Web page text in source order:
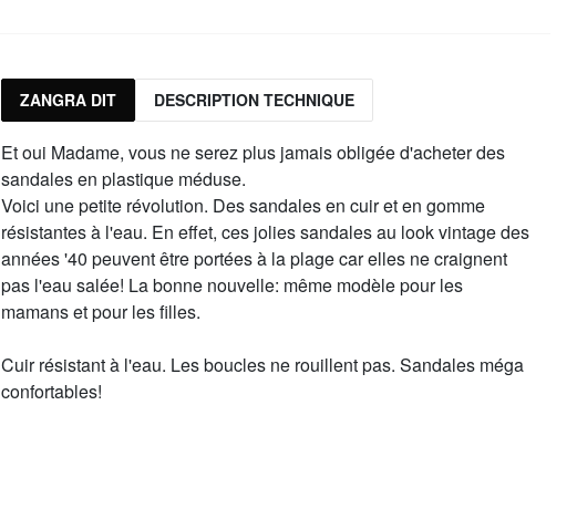
ZANGRA DIT DESCRIPTION TECHNIQUE
Et oui Madame, vous ne serez plus jamais obligée d'acheter des
sandales en plastique méduse.
Voici une petite révolution. Des sandales en cuir et en gomme
résistantes à l'eau. En effet, ces jolies sandales au look vintage des
années '40 peuvent être portées à la plage car elles ne craignent
pas l'eau salée! La bonne nouvelle: même modèle pour les
mamans et pour les filles.
Cuir résistant à l'eau. Les boucles ne rouillent pas. Sandales méga
confortables!